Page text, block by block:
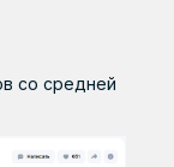
со средней